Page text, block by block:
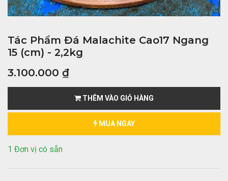
Tác Phẩm Đá Malachite Cao17 Ngang
15 (cm) - 2,2kg
3.100.000 ₫
THÊM VÀO GIỎ HÀNG
MUA NGAY
1 Đơn vị có sẵn